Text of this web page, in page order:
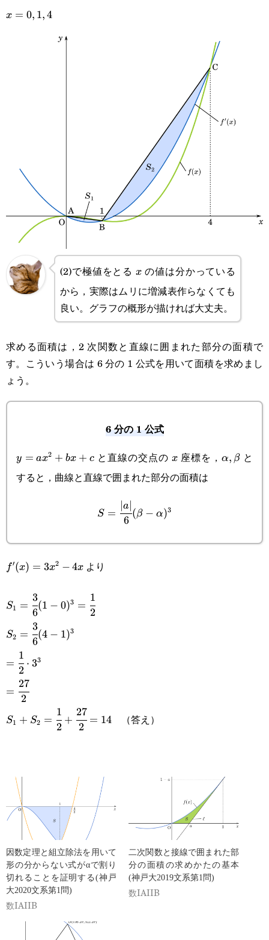
1)(x-
x=0,1,4
x = 0, 1,4
(2)で極値をとるx
x の値は分かっている
から，実際はムリに増減表作らなくても
良い。グラフの概形が描ければ大丈夫。
求める面積は，2 次関数と直線に囲まれた部分の面積で
す。こういう場合は 6 分の 1 公式を用いて面積を求めまし
ょう。
6 分の 1 公式
y=ax^2+bx+c
y = ax2 + bx + c と直線の交点のx
x 座標を，α, β と
すると，曲線と直線で囲まれた部分の面積は
S=\cfrac{|a|}
{6}(\beta-
\alpha)^3
S =
6
∣a∣
(β − α)3
f'(x)=3x^2-
f′(x) = 3x2 − 4x より
S_1=\cfrac{3}
{6}(1-
0)^3=\cfrac{1}
{2}
S1 =
6
3
(1 − 0)3 =
2
1
S_2=\cfrac{3}
{6}(4-1)^3
S2 =
6
3
(4 − 1)3
=\cfrac{1}
{2}\cdot3^3
=
2
1
⋅ 33
=\cfrac{27}
{2}
=
2
27
S_1+S_2=\cfrac{1}
{2}+\cfrac{27}
S1 + S2 =
2
1
+
2
27
= 14 （答え）
因数定理と組立除法を用いて
形の分からない式がαで割り
切れることを証明する(神戸
大2020文系第1問)
数IAIIB
二次関数と接線で囲まれた部
分の面積の求めかたの基本
(神戸大2019文系第1問)
数IAIIB